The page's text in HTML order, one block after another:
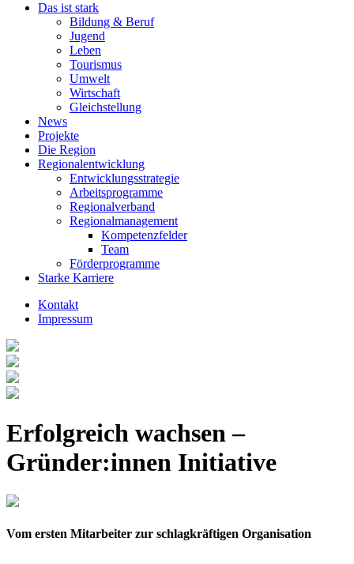
Das ist stark
Bildung & Beruf
Jugend
Leben
Tourismus
Umwelt
Wirtschaft
Gleichstellung
News
Projekte
Die Region
Regionalentwicklung
Entwicklungsstrategie
Arbeitsprogramme
Regionalverband
Regionalmanagement
Kompetenzfelder
Team
Förderprogramme
Starke Karriere
Kontakt
Impressum
Erfolgreich wachsen –
Gründer:innen Initiative
Vom ersten Mitarbeiter zur schlagkräftigen Organisation